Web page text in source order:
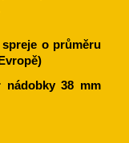
o průměru
38 mm